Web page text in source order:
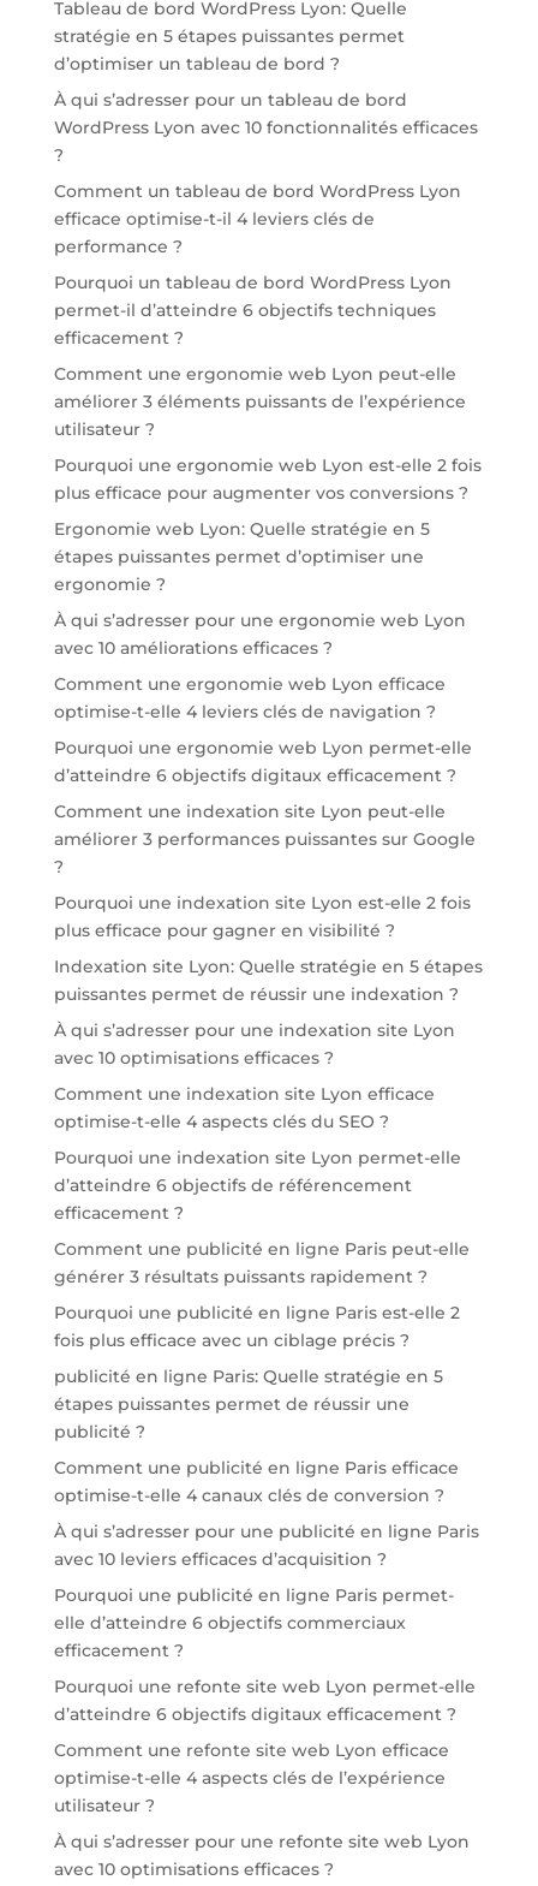
Tableau de bord WordPress Lyon: Quelle
stratégie en 5 étapes puissantes permet
d’optimiser un tableau de bord ?
À qui s’adresser pour un tableau de bord
WordPress Lyon avec 10 fonctionnalités efficaces
?
Comment un tableau de bord WordPress Lyon
efficace optimise-t-il 4 leviers clés de
performance ?
Pourquoi un tableau de bord WordPress Lyon
permet-il d’atteindre 6 objectifs techniques
efficacement ?
Comment une ergonomie web Lyon peut-elle
améliorer 3 éléments puissants de l’expérience
utilisateur ?
Pourquoi une ergonomie web Lyon est-elle 2 fois
plus efficace pour augmenter vos conversions ?
Ergonomie web Lyon: Quelle stratégie en 5
étapes puissantes permet d’optimiser une
ergonomie ?
À qui s’adresser pour une ergonomie web Lyon
avec 10 améliorations efficaces ?
Comment une ergonomie web Lyon efficace
optimise-t-elle 4 leviers clés de navigation ?
Pourquoi une ergonomie web Lyon permet-elle
d’atteindre 6 objectifs digitaux efficacement ?
Comment une indexation site Lyon peut-elle
améliorer 3 performances puissantes sur Google
?
Pourquoi une indexation site Lyon est-elle 2 fois
plus efficace pour gagner en visibilité ?
Indexation site Lyon: Quelle stratégie en 5 étapes
puissantes permet de réussir une indexation ?
À qui s’adresser pour une indexation site Lyon
avec 10 optimisations efficaces ?
Comment une indexation site Lyon efficace
optimise-t-elle 4 aspects clés du SEO ?
Pourquoi une indexation site Lyon permet-elle
d’atteindre 6 objectifs de référencement
efficacement ?
Comment une publicité en ligne Paris peut-elle
générer 3 résultats puissants rapidement ?
Pourquoi une publicité en ligne Paris est-elle 2
fois plus efficace avec un ciblage précis ?
publicité en ligne Paris: Quelle stratégie en 5
étapes puissantes permet de réussir une
publicité ?
Comment une publicité en ligne Paris efficace
optimise-t-elle 4 canaux clés de conversion ?
À qui s’adresser pour une publicité en ligne Paris
avec 10 leviers efficaces d’acquisition ?
Pourquoi une publicité en ligne Paris permet-
elle d’atteindre 6 objectifs commerciaux
efficacement ?
Pourquoi une refonte site web Lyon permet-elle
d’atteindre 6 objectifs digitaux efficacement ?
Comment une refonte site web Lyon efficace
optimise-t-elle 4 aspects clés de l’expérience
utilisateur ?
À qui s’adresser pour une refonte site web Lyon
avec 10 optimisations efficaces ?